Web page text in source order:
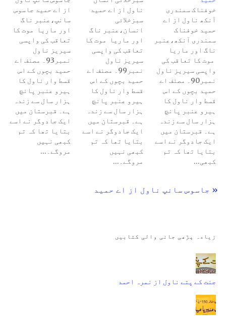
از اے حمید جاسوس
سانپ،عنبر ناگ
اور ماریا موت کا
تعاقب کی واپسی
سیریز ناول
نمبر93۔ مصنف اے
حمید بچوں کے اس
قسط وار ناول کا
ہیرو عنبر پانچ
ہزار سال سے زندہ
ہے۔ قبرستان میں
ایک جادوگر نے اسے
بتایا تھا کہ تم
کبھی نہیں
مروگے۔…
ناول از اے حمید
سبزخلائی
انسان،عنبر ناگ
اور ماریا موت کا
تعاقب کی واپسی
سیریز ناول
نمبر99۔ مصنف اے
حمید بچوں کے اس
قسط وار ناول کا
ہیرو عنبر پانچ
ہزار سال سے زندہ
ہے۔ قبرستان میں
ایک جادوگر نے اسے
بتایا تھا کہ تم
کبھی نہیں
مروگے۔…
خوفناک سمندری
آنکھ ناول از اے
حمید خوفناک
سمندری آنکھ،عنبر
ناگ اور ماریا
موت کا تعاقب کی
واپسی سیریز ناول
نمبر90۔ مصنف اے
حمید بچوں کے اس
قسط وار ناول کا
ہیرو عنبر پانچ
ہزار سال سے زندہ
ہے۔ قبرستان میں
ایک جادوگر نے اسے
بتایا تھا کہ تم
کبھی…
« جاسوس سانپ ناول از اے حمید
زیادہ پڑھی جانی والی کتابیں
جنت کے پتے ناول از نمرہ احمد